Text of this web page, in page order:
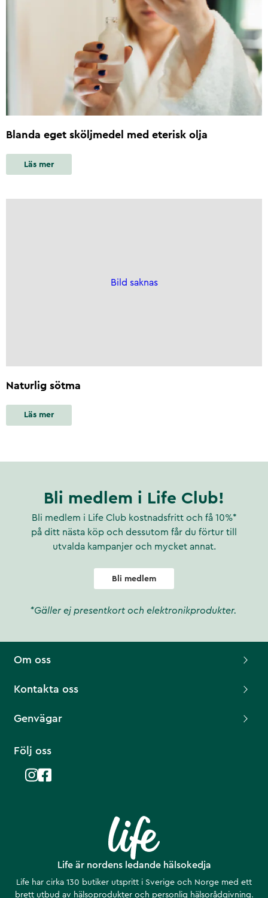
Blanda eget sköljmedel med eterisk olja
Läs mer
Bild saknas
Naturlig sötma
Läs mer
Bli medlem i Life Club!
Bli medlem i Life Club kostnadsfritt och få 10%*
på ditt nästa köp och dessutom får du förtur till
utvalda kampanjer och mycket annat.
Bli medlem
*Gäller ej presentkort och elektronikprodukter.
Life är nordens ledande hälsokedja
Life har cirka 130 butiker utspritt i Sverige och Norge med ett
brett utbud av hälsoprodukter och personlig hälsorådgivning.
Om oss
Kontakta oss
Genvägar
Följ oss